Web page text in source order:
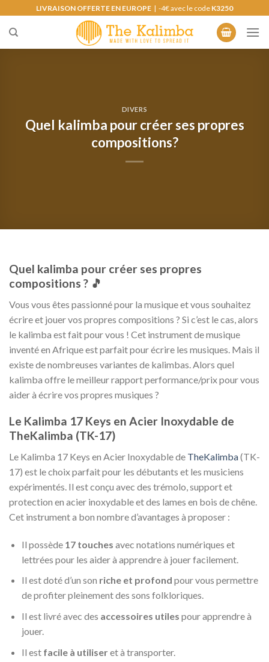
content
LIVRAISON OFFERTE EN EUROPE | -4€ avec le code K3250
DIVERS
Quel kalimba pour créer ses propres
compositions?
Quel kalimba pour créer ses propres
compositions ? 🎵
Vous vous êtes passionné pour la musique et vous souhaitez
écrire et jouer vos propres compositions ? Si c’est le cas, alors
le kalimba est fait pour vous ! Cet instrument de musique
inventé en Afrique est parfait pour écrire les musiques. Mais il
existe de nombreuses variantes de kalimbas. Alors quel
kalimba offre le meilleur rapport performance/prix pour vous
aider à écrire vos propres musiques ?
Le Kalimba 17 Keys en Acier Inoxydable de
TheKalimba (TK-17)
Le Kalimba 17 Keys en Acier Inoxydable de TheKalimba(TK-
17) est le choix parfait pour les débutants et les musiciens
expérimentés. Il est conçu avec des trémolo, support et
protection en acier inoxydable et des lames en bois de chêne.
Cet instrument a bon nombre d’avantages à proposer :
Il possède 17 touches avec notations numériques et
lettrées pour les aider à apprendre à jouer facilement.
Il est doté d’un son riche et profond pour vous permettre
de profiter pleinement des sons folkloriques.
Il est livré avec des accessoires utiles pour apprendre à
jouer.
Il est facile à utiliseret à transporter.